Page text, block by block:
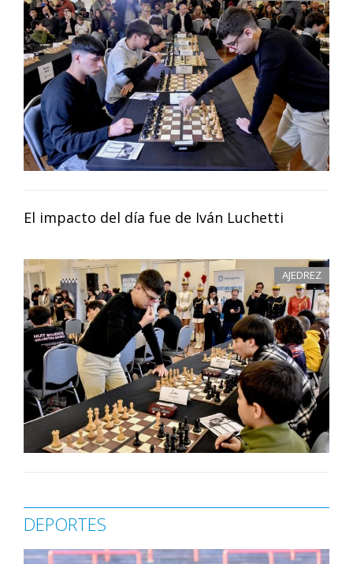
El impacto del día fue de Iván Luchetti
AJEDREZ
DEPORTES